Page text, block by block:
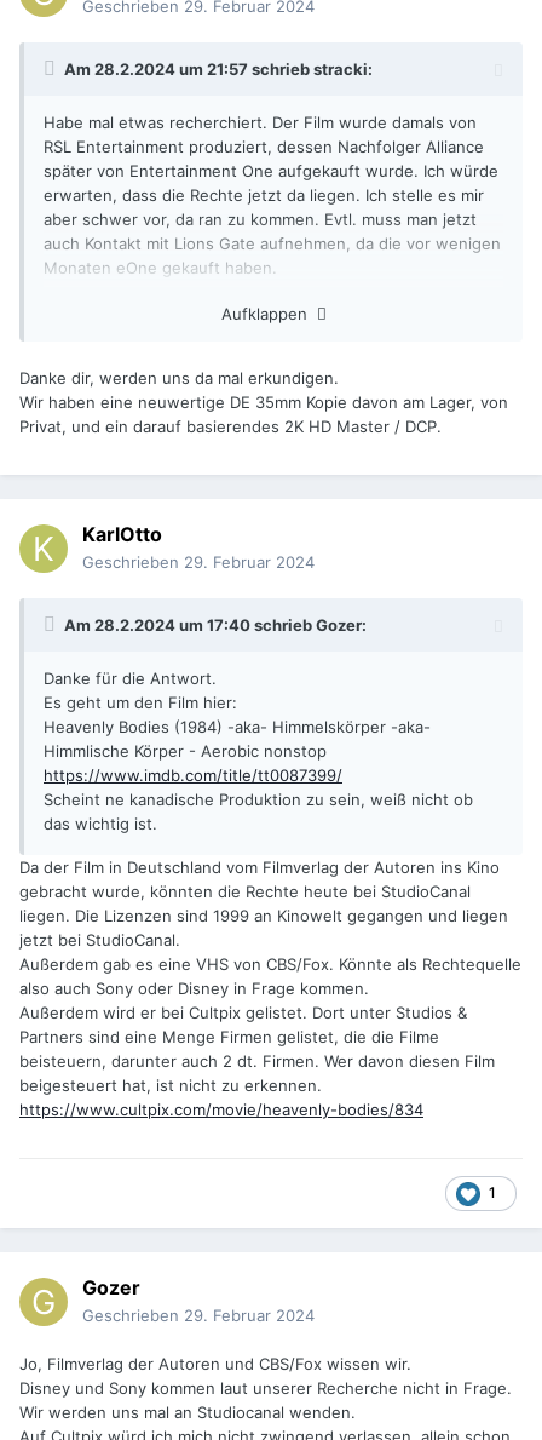
Geschrieben 29. Februar 2024
Am 28.2.2024 um 21:57 schriebstracki:
Habe mal etwas recherchiert. Der Film wurde damals von
RSL Entertainment produziert, dessen Nachfolger Alliance
später von Entertainment One aufgekauft wurde. Ich würde
erwarten, dass die Rechte jetzt da liegen. Ich stelle es mir
aber schwer vor, da ran zu kommen. Evtl. muss man jetzt
auch Kontakt mit Lions Gate aufnehmen, da die vor wenigen
Monaten eOne gekauft haben.
Aber ungeachtet der Rechte, von welchem Medium wollt ihr
Aufklappen
Danke dir, werden uns da mal erkundigen.
Wir haben eine neuwertige DE 35mm Kopie davon am Lager, von
Privat, und ein darauf basierendes 2K HD Master / DCP.
KarlOtto
Geschrieben 29. Februar 2024
Am 28.2.2024 um 17:40 schriebGozer:
Danke für die Antwort.
Es geht um den Film hier:
Heavenly Bodies (1984) -aka- Himmelskörper -aka-
Himmlische Körper - Aerobic nonstop
https://www.imdb.com/title/tt0087399/
Scheint ne kanadische Produktion zu sein, weiß nicht ob
das wichtig ist.
Da der Film in Deutschland vom Filmverlag der Autoren ins Kino
gebracht wurde, könnten die Rechte heute bei StudioCanal
liegen. Die Lizenzen sind 1999 an Kinowelt gegangen und liegen
jetzt bei StudioCanal.
Außerdem gab es eine VHS von CBS/Fox. Könnte als Rechtequelle
also auch Sony oder Disney in Frage kommen.
Außerdem wird er bei Cultpix gelistet. Dort unter Studios &
Partners sind eine Menge Firmen gelistet, die die Filme
beisteuern, darunter auch 2 dt. Firmen. Wer davon diesen Film
beigesteuert hat, ist nicht zu erkennen.
https://www.cultpix.com/movie/heavenly-bodies/834
1
Gozer
Geschrieben 29. Februar 2024
Jo, Filmverlag der Autoren und CBS/Fox wissen wir.
Disney und Sony kommen laut unserer Recherche nicht in Frage.
Wir werden uns mal an Studiocanal wenden.